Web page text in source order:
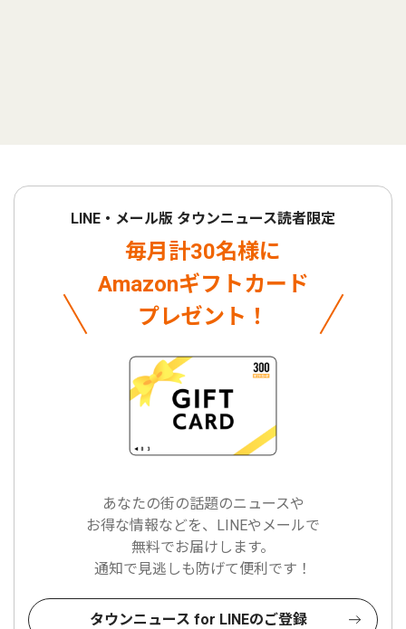
LINE・メール版 タウンニュース読者限定
毎月計30名様に
Amazonギフトカード
プレゼント！
あなたの街の話題のニュースや
お得な情報などを、LINEやメールで
無料でお届けします。
通知で見逃しも防げて便利です！
タウンニュース for LINEのご登録